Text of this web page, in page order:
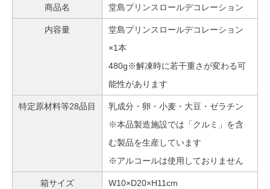
商品名 堂島プリンスロールデコレーション
内容量
堂島プリンスロールデコレーション
×1本
480g※解凍時に若干重さが変わる可
能性があります
特定原材料等28品目
乳成分・卵・小麦・大豆・ゼラチン
※本品製造施設では「クルミ」を含
む製品を生産しています
※アルコールは使用しておりません
箱サイズ W10×D20×H11cm